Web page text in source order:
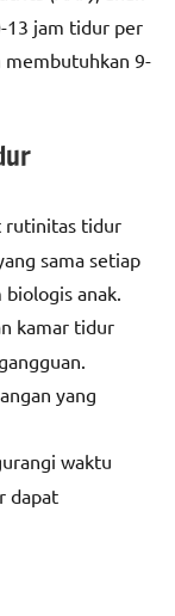
13 jam tidur per
membutuhkan 9-
rutinitas tidur
sama setiap
anak.
kamar tidur
yang
waktu
dapat